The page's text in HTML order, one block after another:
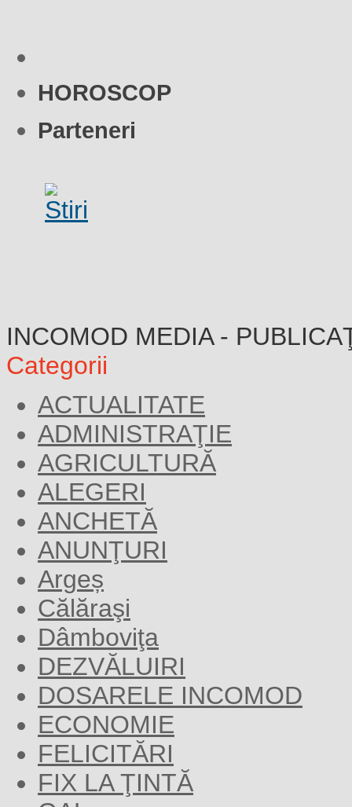
HOROSCOP
Parteneri
INCOMOD MEDIA -
Categorii
ACTUALITATE
ADMINISTRAŢIE
AGRICULTURĂ
ALEGERI
ANCHETĂ
ANUNŢURI
Argeș
Călăraşi
Dâmboviţa
DEZVĂLUIRI
DOSARELE INCOMOD
ECONOMIE
FELICITĂRI
FIX LA ŢINTĂ